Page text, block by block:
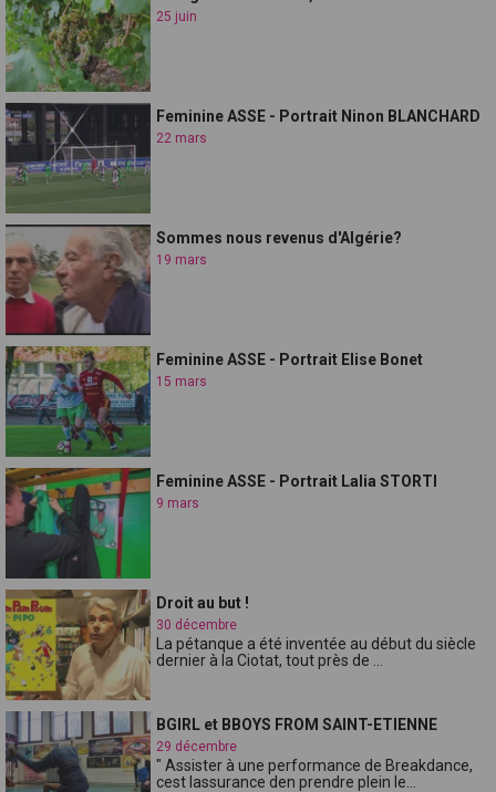
25 juin
Feminine ASSE - Portrait Ninon BLANCHARD
22 mars
Sommes nous revenus d'Algérie?
19 mars
Feminine ASSE - Portrait Elise Bonet
15 mars
Feminine ASSE - Portrait Lalia STORTI
9 mars
Droit au but !
30 décembre
La pétanque a été inventée au début du siècle
dernier à la Ciotat, tout près de ...
BGIRL et BBOYS FROM SAINT-ETIENNE
29 décembre
" Assister à une performance de Breakdance,
cest lassurance den prendre plein le...